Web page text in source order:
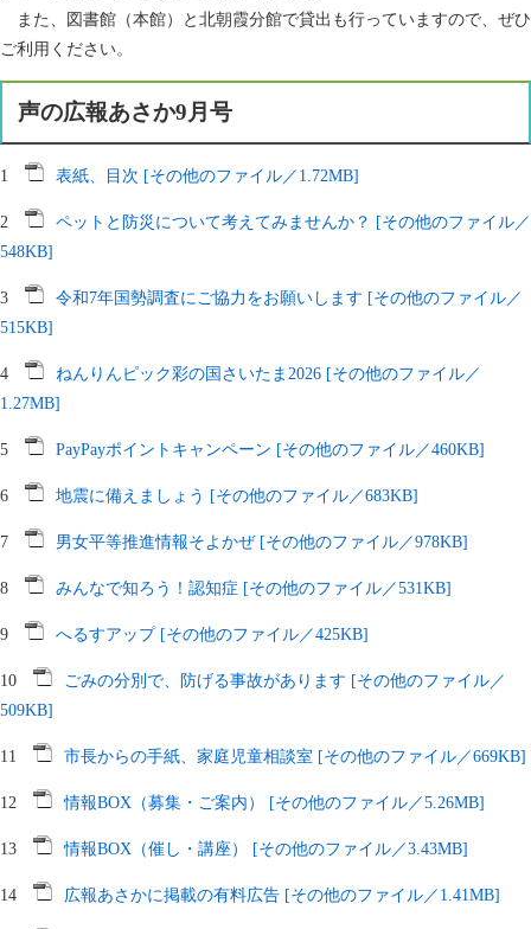
また、図書館（本館）と北朝霞分館で貸出も行っていますので、ぜひ
ご利用ください。
声の広報あさか9月号
1 表紙、目次 [その他のファイル／1.72MB]
2
ペットと防災について考えてみませんか？ [その他のファイル／
548KB]
3
令和7年国勢調査にご協力をお願いします [その他のファイル／
515KB]
4
ねんりんピック彩の国さいたま2026 [その他のファイル／
1.27MB]
5 PayPayポイントキャンペーン [その他のファイル／460KB]
6 地震に備えましょう [その他のファイル／683KB]
7 男女平等推進情報そよかぜ [その他のファイル／978KB]
8 みんなで知ろう！認知症 [その他のファイル／531KB]
9 へるすアップ [その他のファイル／425KB]
10
ごみの分別で、防げる事故があります [その他のファイル／
509KB]
11 市長からの手紙、家庭児童相談室 [その他のファイル／669KB]
12 情報BOX（募集・ご案内） [その他のファイル／5.26MB]
13 情報BOX（催し・講座） [その他のファイル／3.43MB]
14 広報あさかに掲載の有料広告 [その他のファイル／1.41MB]